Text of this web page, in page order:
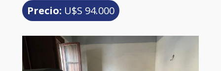
Precio: U$S 94.000